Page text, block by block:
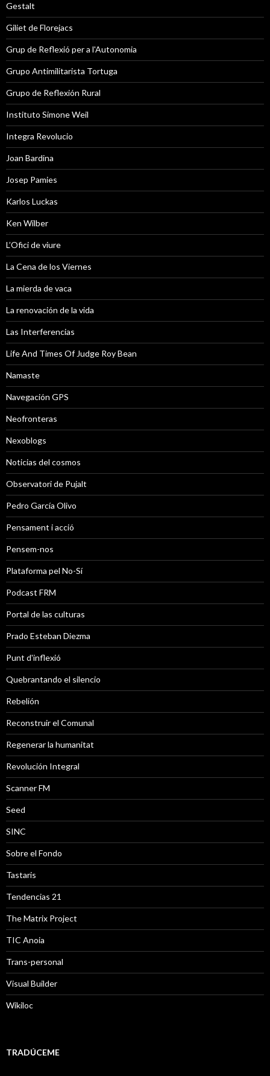
Gestalt
Giliet de Florejacs
Grup de Reflexió per a l'Autonomia
Grupo Antimilitarista Tortuga
Grupo de Reflexión Rural
Instituto Simone Weil
Integra Revolucio
Joan Bardina
Josep Pamies
Karlos Luckas
Ken Wilber
L’Ofici de viure
La Cena de los Viernes
La mierda de vaca
La renovación de la vida
Las Interferencias
Life And Times Of Judge Roy Bean
Namaste
Navegación GPS
Neofronteras
Nexoblogs
Noticias del cosmos
Observatori de Pujalt
Pedro García Olivo
Pensament i acció
Pensem-nos
Plataforma pel No-Sí
Podcast FRM
Portal de las culturas
Prado Esteban Diezma
Punt d'inflexió
Quebrantando el silencio
Rebelión
Reconstruir el Comunal
Regenerar la humanitat
Revolución Integral
Scanner FM
Seed
SINC
Sobre el Fondo
Tastaris
Tendencias 21
The Matrix Project
TIC Anoia
Trans-personal
Visual Builder
Wikiloc
TRADÚCEME